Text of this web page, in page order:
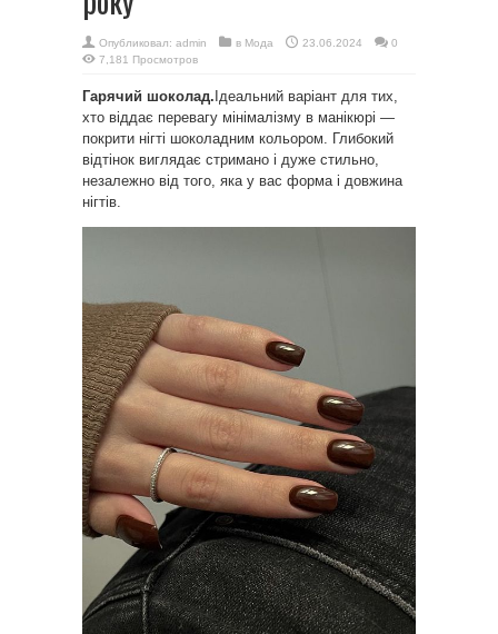
Опубликовал: admin в Мода 23.06.2024
0
7,181 Просмотров
Гарячий шоколад. Ідеальний варіант для тих,
хто віддає перевагу мінімалізму в манікюрі —
покрити нігті шоколадним кольором. Глибокий
відтінок виглядає стримано і дуже стильно,
незалежно від того, яка у вас форма і довжина
нігтів.